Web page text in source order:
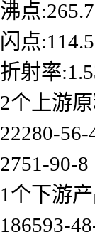
沸点
闪点
折射率
2个上游
22280-
2751-90-
1个下游
186593-